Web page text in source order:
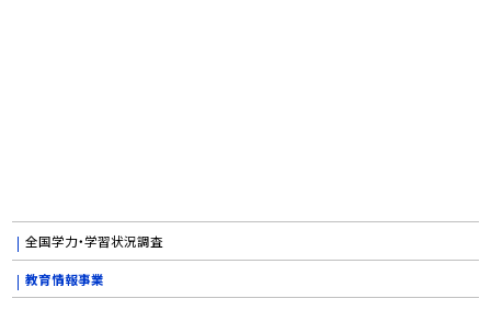
全国学力・学習状況調査
教育情報事業